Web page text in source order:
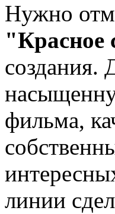
Нужно
"Красное
создания.
фильма,
линии